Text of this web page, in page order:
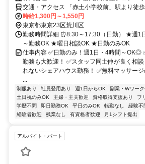
交通・アクセス 「赤土小学校前」駅より徒
勤OK
時給1,300円～1,550円
東京都東京23区荒川区
勤務時間詳細 ⏰8:30～17:30（日勤） ★週1
～勤務OK ★曜日相談OK ★日勤のみOK
仕事内容 ✅日勤のみ！週1日・4時間～OK◎
勤務も大歓迎！ ✅スタッフ同士仲が良く相
れないシェアハウス勤務！ ✅無料マッサー
制服あり 社員登用あり 週1日からOK 副業・Wワー
土日祝のみOK
主婦・主夫歓迎 資格取得支援あり フ
学歴不問
即日勤務OK 平日のみOK 転勤なし 経験不
経験者歓迎
残業なし 有資格者歓迎 月1シフト提出
アルバイト・パート